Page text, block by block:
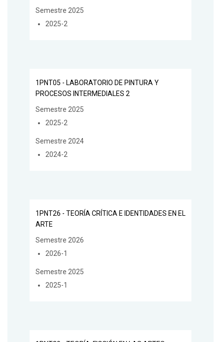
Semestre 2025
2025-2
1PNT05 - LABORATORIO DE PINTURA Y
PROCESOS INTERMEDIALES 2
Semestre 2025
2025-2
Semestre 2024
2024-2
1PNT26 - TEORÍA CRÍTICA E IDENTIDADES EN EL
ARTE
Semestre 2026
2026-1
Semestre 2025
2025-1